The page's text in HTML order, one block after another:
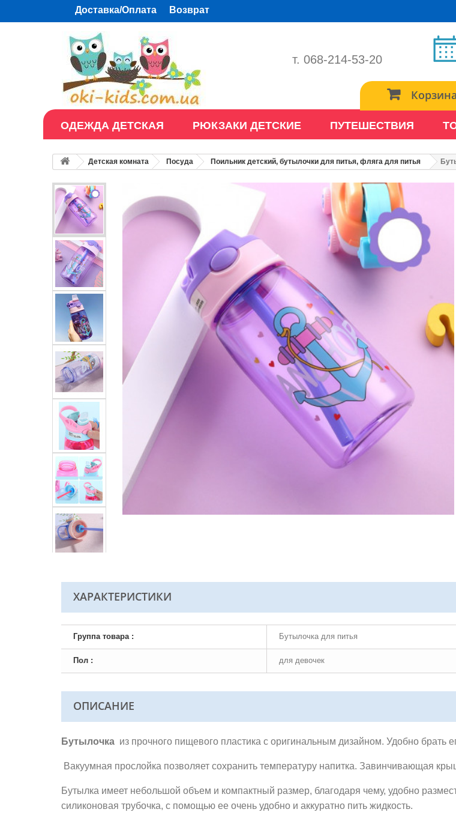
Доставка/Оплата Возврат
т. 068-214-53-20
Корзина
ОДЕЖДА ДЕТСКАЯ РЮКЗАКИ ДЕТСКИЕ ПУТЕШЕСТВИЯ
Детская комната Посуда Поильник детский, бутылочки для питья, фляга для питья
ХАРАКТЕРИСТИКИ
Группа товара : Бутылочка для питья
Пол : для девочек
ОПИСАНИЕ
Бутылочка из прочного пищевого пластика с оригинальным дизайном. Удобно брать
Вакуумная прослойка позволяет сохранить температуру напитка. Завинчивающая
Бутылка имеет небольшой объем и компактный размер, благодаря чему, удобно
силиконовая трубочка, с помощью ее очень удобно и аккуратно пить жидкость.